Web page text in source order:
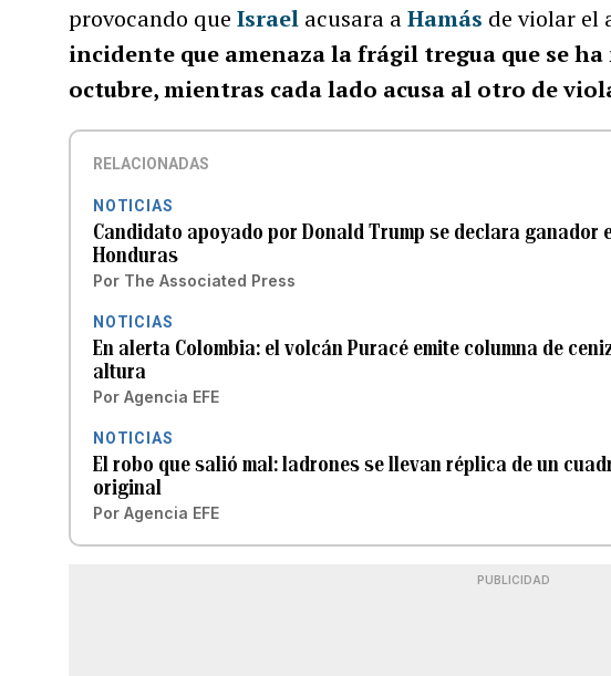
provocando queIsrael acusara aHamás de violar el
incidente que amenaza la frágil tregua que se
octubre, mientras cada lado acusa al otro de
RELACIONADAS
NOTICIAS
Candidato apoyado por Donald Trump se declara ganador
Honduras
Por The Associated Press
NOTICIAS
En alerta Colombia: el volcán Puracé emite columna de
altura
Por Agencia EFE
NOTICIAS
El robo que salió mal: ladrones se llevan réplica de un
original
Por Agencia EFE
PUBLICIDAD